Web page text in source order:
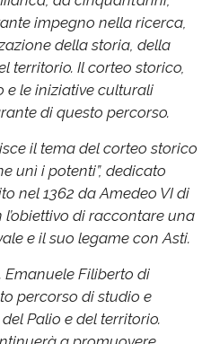
impegno nella ricerca,
della storia, della
territorio. Il corteo storico,
e le iniziative culturali
di questo percorso.
il tema del corteo storico
unì i potenti”, dedicato
nel 1362 da Amedeo VI di
l’obiettivo di raccontare una
e il suo legame con Asti.
Emanuele Filiberto di
percorso di studio e
Palio e del territorio.